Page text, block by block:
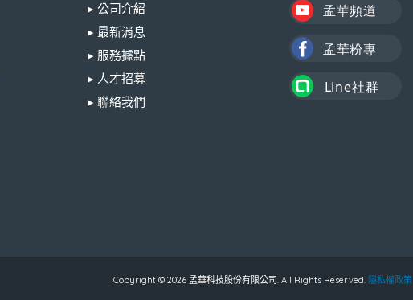
▸ 公司介紹
▸ 最新消息
▸ 服務據點
▸ 人才招募
▸ 聯絡我們
Copyright © 2026 孟華科技股份有限公司. All Rights Reserved. 隱私權政策